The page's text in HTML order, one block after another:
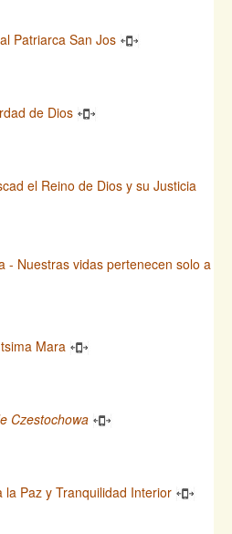
Patriarca San Jos
de Dios
el Reino de Dios y su Justicia
- Nuestras vidas pertenecen solo a
Mara
Czestochowa
Paz y Tranquilidad Interior